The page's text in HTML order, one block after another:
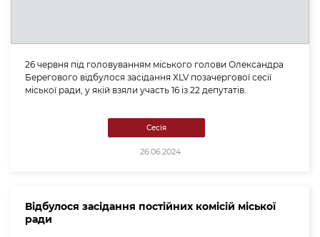
26 червня під головуванням міського голови Олександра
Берегового відбулося засідання XLV позачергової сесії
міської ради, у якій взяли участь 16 із 22 депутатів.
Сесія
26.06.2024
Відбулося засідання постійних комісій міської
ради